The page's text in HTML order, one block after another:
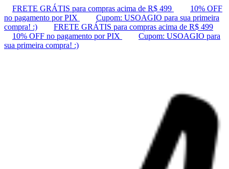
FRETE GRÁTIS para compras acima de R$ 499
10% OFF
no pagamento por PIX
Cupom: USOAGIO para sua primeira
compra! :)
FRETE GRÁTIS para compras acima de R$ 499
10% OFF no pagamento por PIX
Cupom: USOAGIO para
sua primeira compra! :)